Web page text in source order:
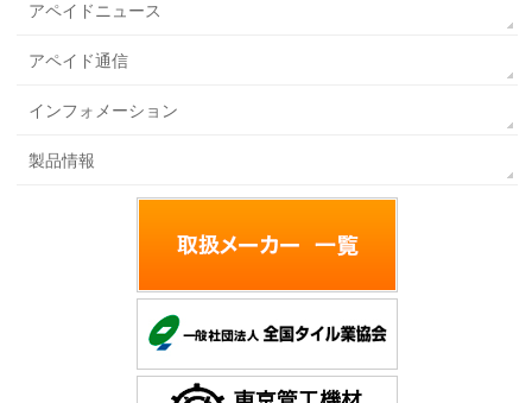
アペイドニュース
アペイド通信
インフォメーション
製品情報